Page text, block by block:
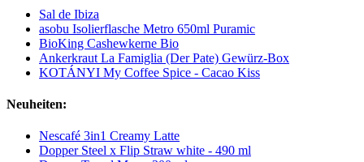
Sal de Ibiza
asobu Isolierflasche Metro 650ml Puramic
BioKing Cashewkerne Bio
Ankerkraut La Famiglia (Der Pate) Gewürz-Box
KOTÁNYI My Coffee Spice - Cacao Kiss
Neuheiten:
Nescafé 3in1 Creamy Latte
Dopper Steel x Flip Straw white - 490 ml